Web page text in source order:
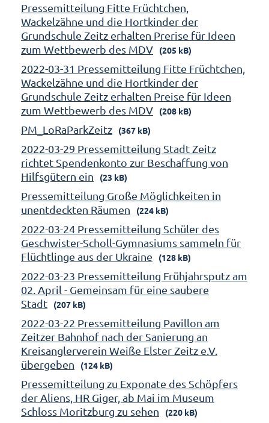
Pressemitteilung Fitte Früchtchen,
Wackelzähne und die Hortkinder der
Grundschule Zeitz erhalten Prerise für Ideen
zum Wettbewerb des MDV
(205 kB)
2022-03-31 Pressemitteilung Fitte Früchtchen,
Wackelzähne und die Hortkinder der
Grundschule Zeitz erhalten Preise für Ideen
zum Wettbewerb des MDV
(208 kB)
PM_LoRaParkZeitz (367 kB)
2022-03-29 Pressemitteilung Stadt Zeitz
richtet Spendenkonto zur Beschaffung von
Hilfsgütern ein
(23 kB)
Pressemitteilung Große Möglichkeiten in
unentdeckten Räumen
(224 kB)
2022-03-24 Pressemitteilung Schüler des
Geschwister-Scholl-Gymnasiums sammeln für
Flüchtlinge aus der Ukraine
(128 kB)
2022-03-23 Pressemitteilung Frühjahrsputz am
02. April - Gemeinsam für eine saubere
Stadt
(207 kB)
2022-03-22 Pressemitteilung Pavillon am
Zeitzer Bahnhof nach der Sanierung an
Kreisanglerverein Weiße Elster Zeitz e.V.
übergeben
(124 kB)
Pressemitteilung zu Exponate des Schöpfers
der Aliens, HR Giger, ab Mai im Museum
Schloss Moritzburg zu sehen
(220 kB)